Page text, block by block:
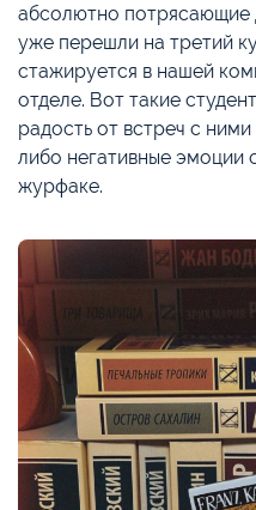
абсолютно потрясающие
уже перешли на третий
стажируется в нашей
отделе. Вот такие
радость от встреч с
либо негативные эмоции
журфаке.